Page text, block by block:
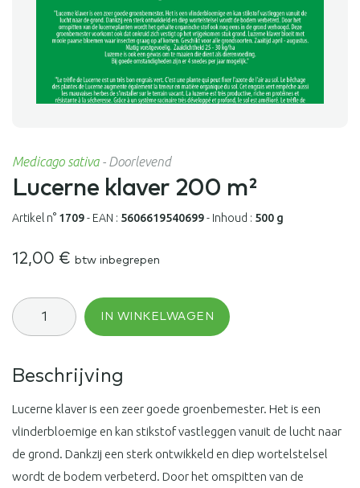
Medicago sativa- Doorlevend
Lucerne klaver 200 m²
Artikel n° 1709- EAN : 5606619540699- Inhoud : 500 g
12,00 € btw inbegrepen
Lucerne
klaver
200
IN WINKELWAGEN
Beschrijving
Lucerne klaver is een zeer goede groenbemester. Het is een
vlinderbloemige en kan stikstof vastleggen vanuit de lucht naar
de grond. Dankzij een sterk ontwikkeld en diep wortelstelsel
wordt de bodem verbeterd. Door het omspitten van de